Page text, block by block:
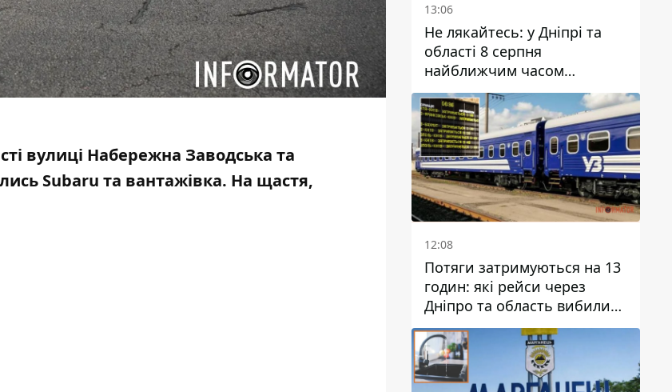
вулиці Набережна Заводська та
Subaru та вантажівка. На щастя,
13:06
Не лякайтесь: у Дніпрі та
області 8 серпня
найближчим часом
очікується гроза
12:08
Потяги затримуються на 13
годин: які рейси через
Дніпро та область вибилися
з графіка